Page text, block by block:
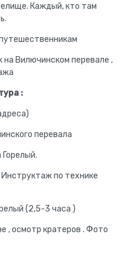
Каждый, кто там
на Вилючинском перевале ,
:
перевала
по технике
(2,5-3 часа )
, осмотр кратеров . Фото